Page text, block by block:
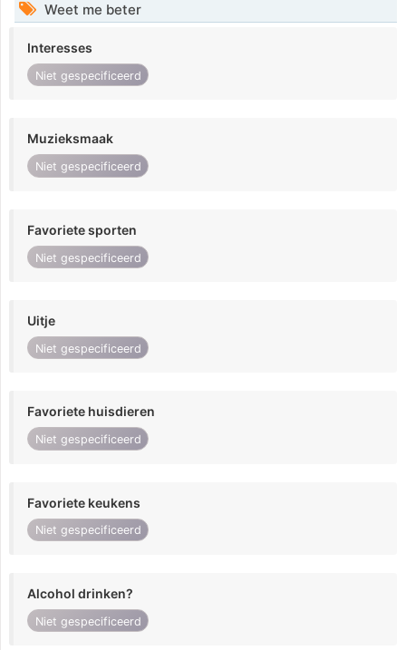
Weet me beter
Interesses
Niet gespecificeerd
Muzieksmaak
Niet gespecificeerd
Favoriete sporten
Niet gespecificeerd
Uitje
Niet gespecificeerd
Favoriete huisdieren
Niet gespecificeerd
Favoriete keukens
Niet gespecificeerd
Alcohol drinken?
Niet gespecificeerd